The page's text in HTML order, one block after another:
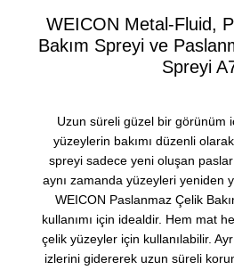
WEICON Metal-Fluid,
Bakım Spreyi ve
Spreyi
Uzun süreli güzel bir görünüm
yüzeylerin bakımı düzenli olarak
spreyi sadece yeni oluşan
aynı zamanda yüzeyleri yeniden
WEICON Paslanmaz Çelik
kullanımı için idealdir. Hem mat
çelik yüzeyler için kullanılabilir.
izlerini gidererek uzun süreli